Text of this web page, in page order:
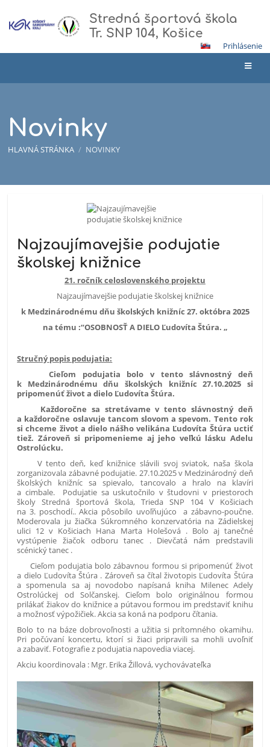
Stredná športová škola
Tr. SNP 104, Košice
Prihlásenie
Novinky
HLAVNÁ STRÁNKA / NOVINKY
Najzaujímavejšie podujatie
školskej knižnice
21. ročník celoslovenského projektu
Najzaujímavejšie podujatie školskej knižnice
k Medzinárodnému dňu školských knižníc 27. októbra 2025
na tému :“OSOBNOSŤ A DIELO Ľudovíta Štúra. „
Stručný popis podujatia:
Cieľom podujatia bolo v tento slávnostný deň
k Medzinárodnému dňu školských knižníc 27.10.2025 si
pripomenúť život a dielo Ľudovíta Štúra.
Každoročne sa stretávame v tento slávnostný deň
a každoročne oslavuje tancom slovom a spevom. Tento rok
si chceme život a dielo nášho velikána Ľudovíta Štúra uctiť
tiež. Zároveň si pripomenieme aj jeho veľkú lásku Adelu
Ostrolúcku.
V tento deň, keď knižnice slávili svoj sviatok, naša škola
zorganizovala zábavné podujatie. 27.10.2025 v Medzinárodný deň
školských knižníc sa spievalo, tancovalo a hralo na klavíri
a cimbale. Podujatie sa uskutočnilo v študovni v priestoroch
školy Stredná športová škola, Trieda SNP 104 V Košiciach
na 3. poschodí.. Akcia pôsobilo uvoľňujúco a zábavno-poučne.
Moderovala ju žiačka Súkromného konzervatória na Zádielskej
ulici 12 v Košiciach Hana Marta Holešová . Bolo aj tanečné
vystúpenie žiačok odboru tanec . Dievčatá nám predstavili
scénický tanec .
Cieľom podujatia bolo zábavnou formou si pripomenúť život
a dielo Ľudovíta Štúra . Zároveň sa čítal životopis Ľudovíta Štúra
a spomenula sa aj novodobo napísaná kniha Milenec Adely
Ostrolúckej od Solčanskej. Cieľom bolo originálnou formou
prilákať žiakov do knižnice a pútavou formou im predstaviť knihu
a možnosť výpožičiek. Akcia sa koná na podporu čítania.
Bolo to na báze dobrovoľnosti a užitia si prítomného okamihu.
Pri počúvaní koncertu, ktorí si žiaci pripravili sa mohli uvoľniť
a zabaviť. Fotografie z podujatia napovedia viacej.
Akciu koordinovala : Mgr. Erika Žillová, vychovávateľka